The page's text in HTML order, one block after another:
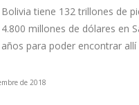
Bolivia tiene 132 trillones de
4.800 millones de dólares en
años para poder encontrar allí
de 2018